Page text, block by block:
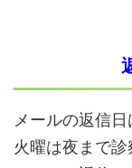
メールの返信
火曜は夜まで